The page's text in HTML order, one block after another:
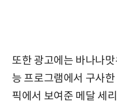
또한 광고에는 바나나
능 프로그램에서 구사
픽에서 보여준 메달 세